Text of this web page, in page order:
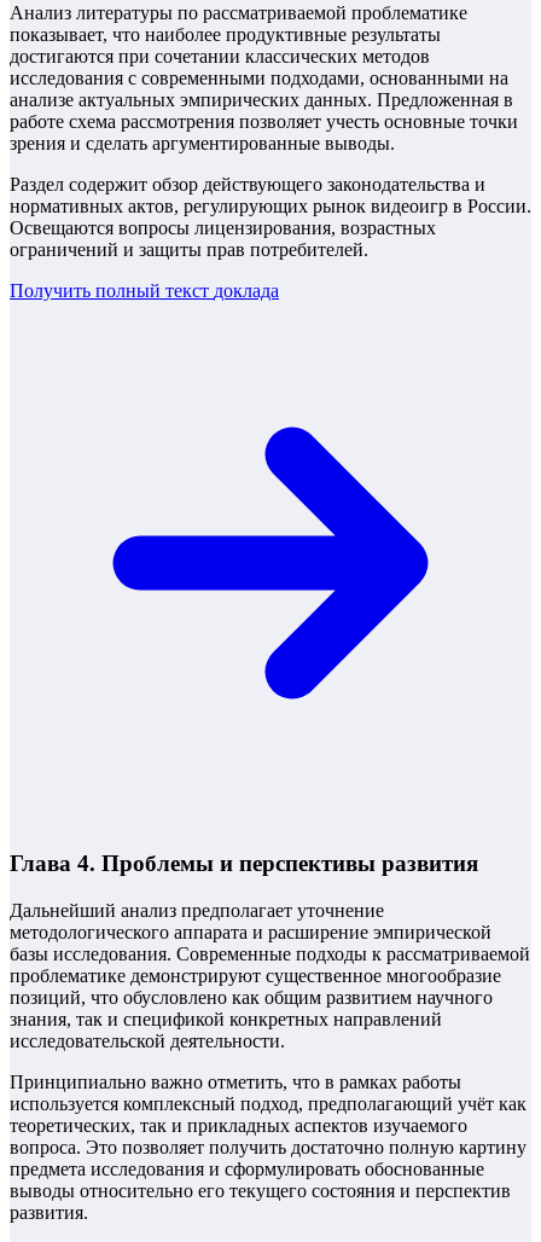
Анализ литературы по рассматриваемой проблематике
показывает, что наиболее продуктивные результаты
достигаются при сочетании классических методов
исследования с современными подходами, основанными на
анализе актуальных эмпирических данных. Предложенная в
работе схема рассмотрения позволяет учесть основные точки
зрения и сделать аргументированные выводы.
Раздел содержит обзор действующего законодательства и
нормативных актов, регулирующих рынок видеоигр в России.
Освещаются вопросы лицензирования, возрастных
ограничений и защиты прав потребителей.
Получить полный текст доклада
Глава 4. Проблемы и перспективы развития
Дальнейший анализ предполагает уточнение
методологического аппарата и расширение эмпирической
базы исследования. Современные подходы к рассматриваемой
проблематике демонстрируют существенное многообразие
позиций, что обусловлено как общим развитием научного
знания, так и спецификой конкретных направлений
исследовательской деятельности.
Принципиально важно отметить, что в рамках работы
используется комплексный подход, предполагающий учёт как
теоретических, так и прикладных аспектов изучаемого
вопроса. Это позволяет получить достаточно полную картину
предмета исследования и сформулировать обоснованные
выводы относительно его текущего состояния и перспектив
развития.